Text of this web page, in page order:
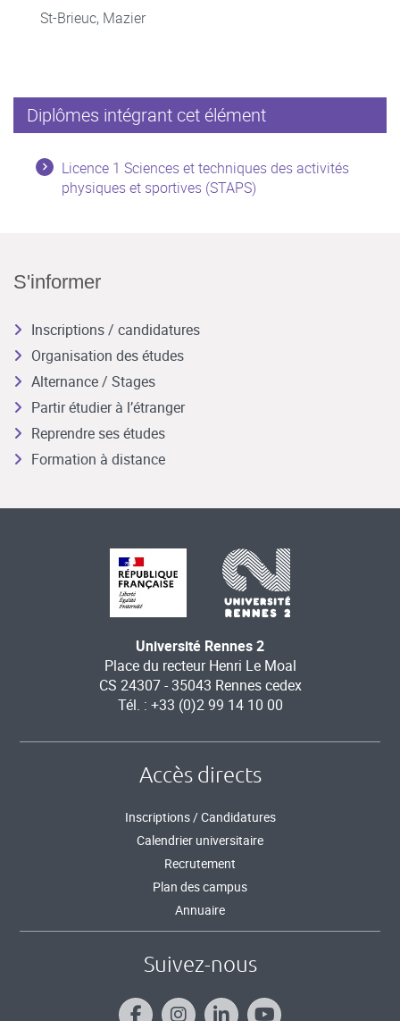
St-Brieuc, Mazier
Diplômes intégrant cet élément
Licence 1 Sciences et techniques des activités
physiques et sportives (STAPS)
S'informer
Inscriptions / candidatures
Organisation des études
Alternance / Stages
Partir étudier à l’étranger
Reprendre ses études
Formation à distance
Université Rennes 2
Place du recteur Henri Le Moal
CS 24307 - 35043 Rennes cedex
Tél. : +33 (0)2 99 14 10 00
Accès directs
Inscriptions / Candidatures
Calendrier universitaire
Recrutement
Plan des campus
Annuaire
Suivez-nous